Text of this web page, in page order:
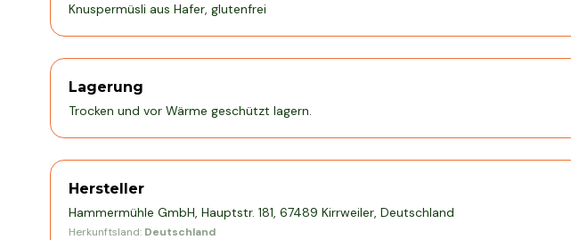
Knuspermüsli aus Hafer, glutenfrei
Lagerung
Trocken und vor Wärme geschützt lagern.
Hersteller
Hammermühle GmbH, Hauptstr. 181, 67489 Kirrweiler, Deutschland
Herkunftsland: Deutschland